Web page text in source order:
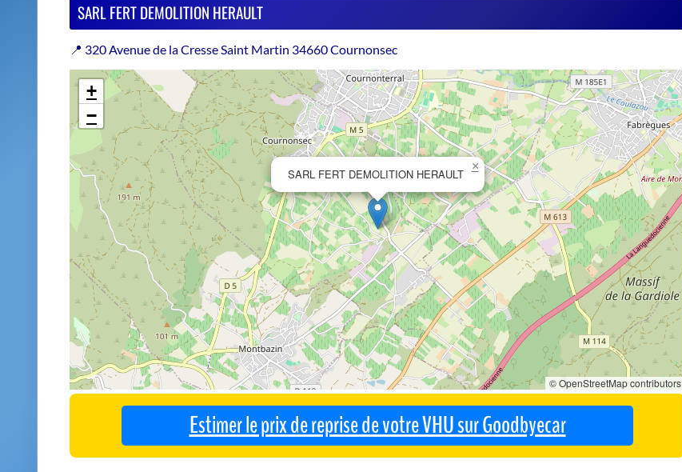
SARL FERT DEMOLITION HERAULT
📍 320 Avenue de la Cresse Saint Martin 34660 Cournonsec
SARL FERT DEMOLITION HERAULT
×
+
−
© OpenStreetMap contributors
Estimer le prix de reprise de votre VHU sur Goodbyecar